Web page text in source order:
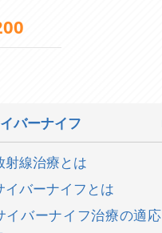
バーナイフ
射線治療とは
イバーナイフとは
イバーナイフ治療の適応